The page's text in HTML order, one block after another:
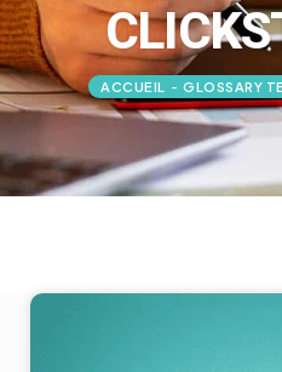
ACCUEIL - GLOSSARY